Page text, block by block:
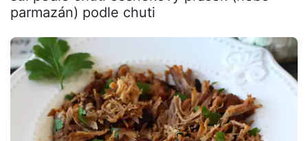
parmazán) podle chuti